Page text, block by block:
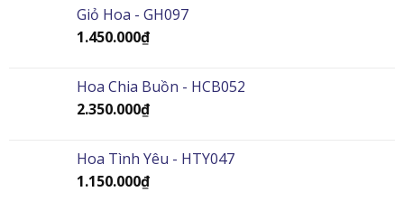
Giỏ Hoa - GH097
1.450.000₫
Hoa Chia Buồn - HCB052
2.350.000₫
Hoa Tình Yêu - HTY047
1.150.000₫